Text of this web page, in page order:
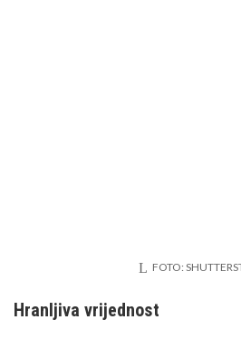
FOTO:
Hranljiva vrijednost